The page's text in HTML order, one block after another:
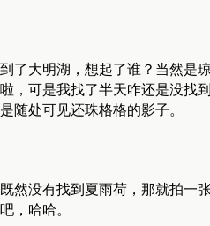
到了大明湖，想起了谁？当然是
啦，可是我找了半天咋还是没找
是随处可见还珠格格的影子。
既然没有找到夏雨荷，那就拍一
吧，哈哈。